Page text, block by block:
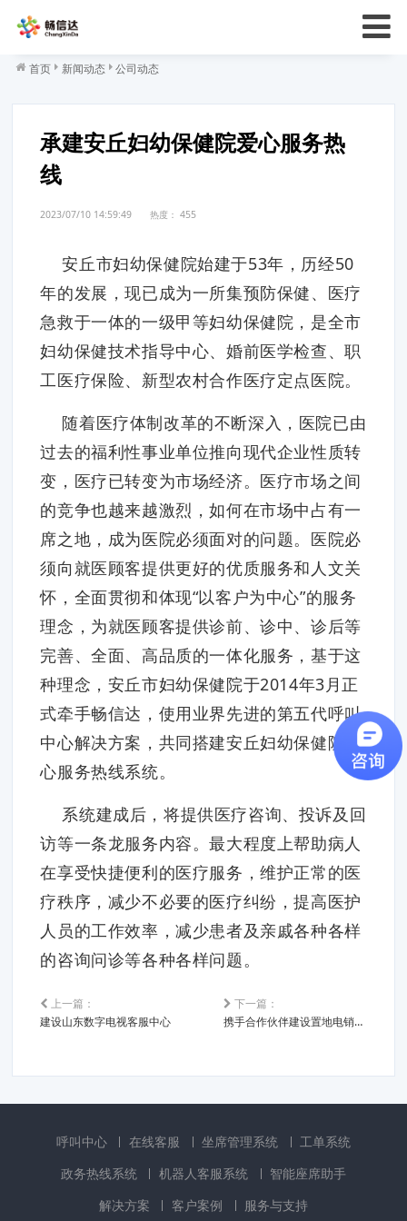
首页 新闻动态 公司动态
承建安丘妇幼保健院爱心服务热
线
2023/07/10 14:59:49 热度：455
安丘市妇幼保健院始建于53年，历经50
年的发展，现已成为一所集预防保健、医疗
急救于一体的一级甲等妇幼保健院，是全市
妇幼保健技术指导中心、婚前医学检查、职
工医疗保险、新型农村合作医疗定点医院。
随着医疗体制改革的不断深入，医院已由
过去的福利性事业单位推向现代企业性质转
变，医疗已转变为市场经济。医疗市场之间
的竞争也越来越激烈，如何在市场中占有一
席之地，成为医院必须面对的问题。医院必
须向就医顾客提供更好的优质服务和人文关
怀，全面贯彻和体现“以客户为中心”的服务
理念，为就医顾客提供诊前、诊中、诊后等
完善、全面、高品质的一体化服务，基于这
种理念，安丘市妇幼保健院于2014年3月正
式牵手畅信达，使用业界先进的第五代呼叫
中心解决方案，共同搭建安丘妇幼保健院爱
心服务热线系统。
系统建成后，将提供医疗咨询、投诉及回
访等一条龙服务内容。最大程度上帮助病人
在享受快捷便利的医疗服务，维护正常的医
疗秩序，减少不必要的医疗纠纷，提高医护
人员的工作效率，减少患者及亲戚各种各样
的咨询问诊等各种各样问题。
上一篇：
建设山东数字电视客服中心
下一篇：
携手合作伙伴建设置地电销中心城区
呼叫中心 在线客服 坐席管理系统
工单系统
政务热线系统
机器人客服系统
智能座席助手
解决方案
客户案例 服务与支持